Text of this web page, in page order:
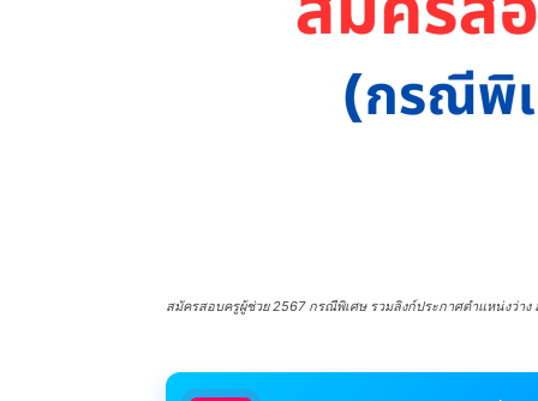
สมัครสอบครูผู้ช่วย 2567 กรณีพิเศษ รวมลิงก์ประกาศตำแหน่งว่